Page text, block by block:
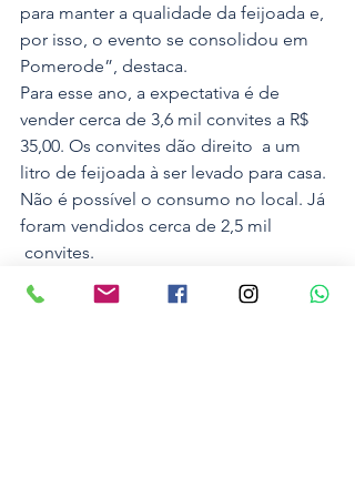
para manter a qualidade da feijoada e,
por isso, o evento se consolidou em
Pomerode”, destaca.
Para esse ano, a expectativa é de
vender cerca de 3,6 mil convites a R$
35,00. Os convites dão direito  a um
litro de feijoada à ser levado para casa.
Não é possível o consumo no local. Já
foram vendidos cerca de 2,5 mil
convites.
Foto: Divulgação